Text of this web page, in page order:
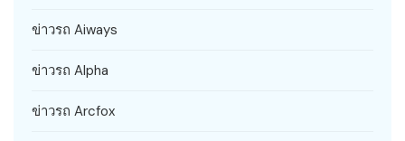
ข่าวรถ Aiways
ข่าวรถ Alpha
ข่าวรถ Arcfox